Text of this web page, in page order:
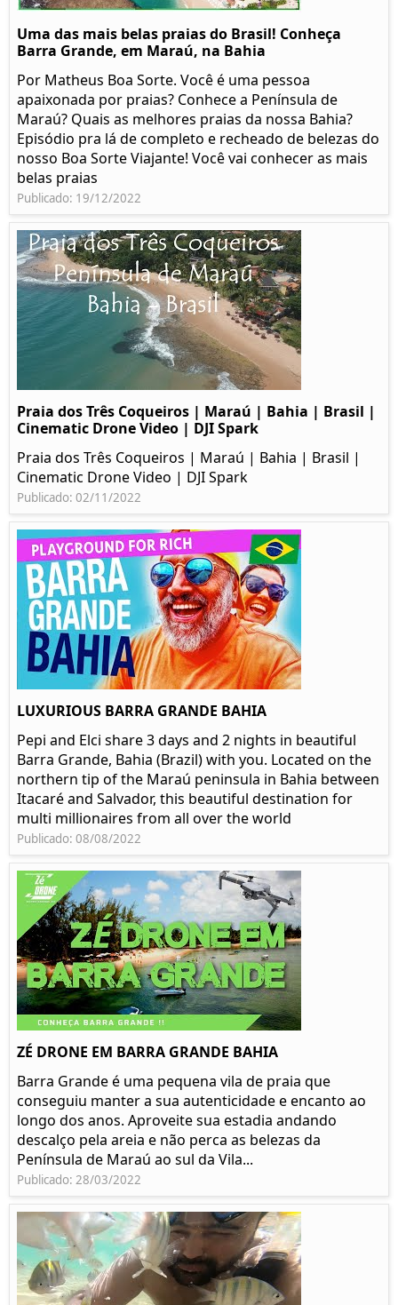
Uma das mais belas praias do Brasil! Conheça
Barra Grande, em Maraú, na Bahia
Por Matheus Boa Sorte. Você é uma pessoa
apaixonada por praias? Conhece a Península de
Maraú? Quais as melhores praias da nossa Bahia?
Episódio pra lá de completo e recheado de belezas do
nosso Boa Sorte Viajante! Você vai conhecer as mais
belas praias
Publicado: 19/12/2022
Praia dos Três Coqueiros | Maraú | Bahia | Brasil |
Cinematic Drone Video | DJI Spark
Praia dos Três Coqueiros | Maraú | Bahia | Brasil |
Cinematic Drone Video | DJI Spark
Publicado: 02/11/2022
LUXURIOUS BARRA GRANDE BAHIA
Pepi and Elci share 3 days and 2 nights in beautiful
Barra Grande, Bahia (Brazil) with you. Located on the
northern tip of the Maraú peninsula in Bahia between
Itacaré and Salvador, this beautiful destination for
multi millionaires from all over the world
Publicado: 08/08/2022
ZÉ DRONE EM BARRA GRANDE BAHIA
Barra Grande é uma pequena vila de praia que
conseguiu manter a sua autenticidade e encanto ao
longo dos anos. Aproveite sua estadia andando
descalço pela areia e não perca as belezas da
Península de Maraú ao sul da Vila...
Publicado: 28/03/2022